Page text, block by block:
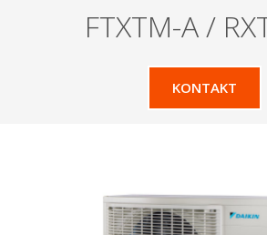
FTXTM-A /
KONTAKT